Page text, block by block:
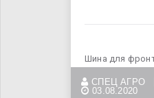
Шина для
Доставка по
СПЕЦ АГРО
03.08.2020